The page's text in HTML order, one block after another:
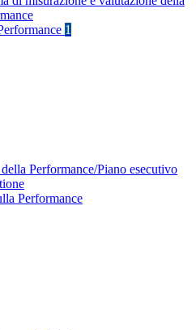
1
Performance/Piano esecutivo
Performance